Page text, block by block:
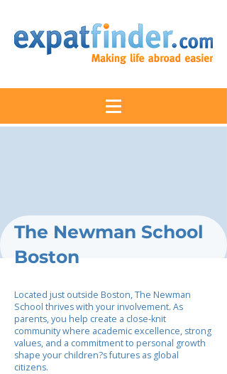
The Newman School
Boston
Located just outside Boston, The Newman
School thrives with your involvement. As
parents, you help create a close-knit
community where academic excellence, strong
values, and a commitment to personal growth
shape your children?s futures as global
citizens.